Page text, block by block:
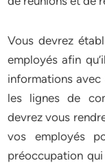
Vous devrez
employés afin
informations
les lignes de
devrez vous
vos employés
préoccupation